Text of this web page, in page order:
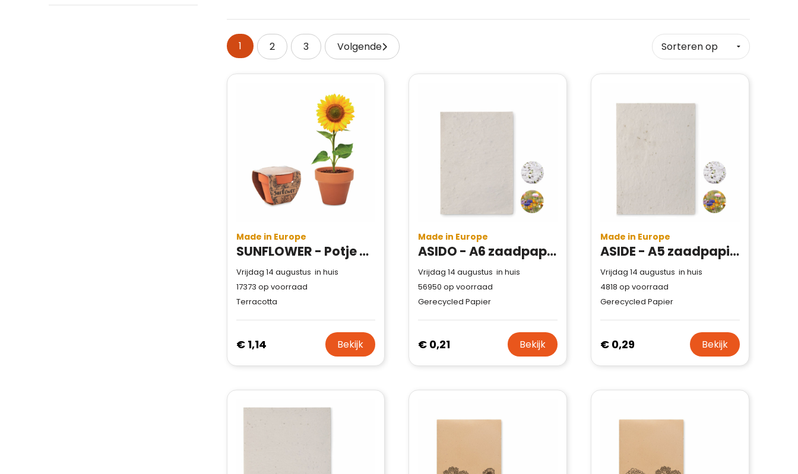
1 2 3 Volgende
Made in Europe
SUNFLOWER - Potje Zonnebloem
Vrijdag 14 augustus in huis
17373 op voorraad
Terracotta
€ 1,14 Bekijk
Made in Europe
ASIDO - A6 zaadpapier wilde bloemen
Vrijdag 14 augustus in huis
56950 op voorraad
Gerecycled Papier
€ 0,21 Bekijk
Made in Europe
ASIDE - A5 zaadpapier wilde bloemen
Vrijdag 14 augustus in huis
4818 op voorraad
Gerecycled Papier
€ 0,29 Bekijk